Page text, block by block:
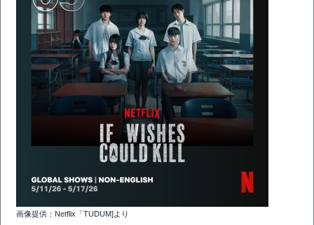
画像提供：Netflix「TUDUM]より